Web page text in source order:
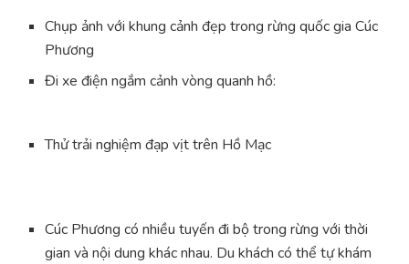
Chụp ảnh với khung cảnh đẹp trong rừng quốc gia Cúc
Phương
Đi xe điện ngắm cảnh vòng quanh hồ:
Thử trải nghiệm đạp vịt trên Hồ Mạc
Cúc Phương có nhiều tuyến đi bộ trong rừng với thời
gian và nội dung khác nhau. Du khách có thể tự khám